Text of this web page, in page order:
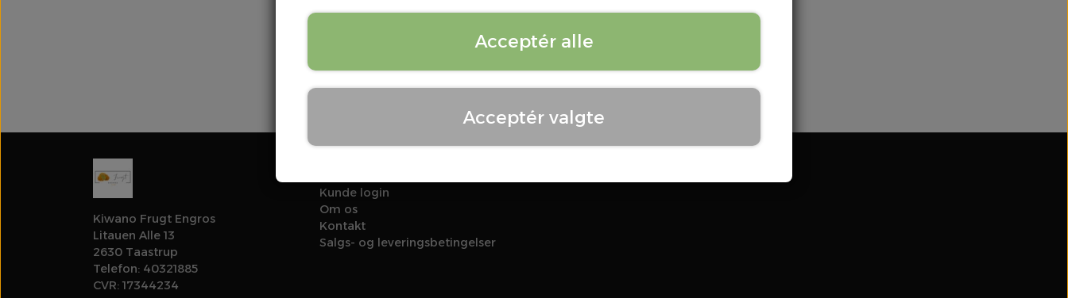
Kiwano Frugt Engros
Litauen Alle 13
2630 Taastrup
Telefon: 40321885
CVR: 17344234
Kunde login
Om os
Kontakt
Salgs- og leveringsbetingelser
Acceptér alle
Acceptér valgte